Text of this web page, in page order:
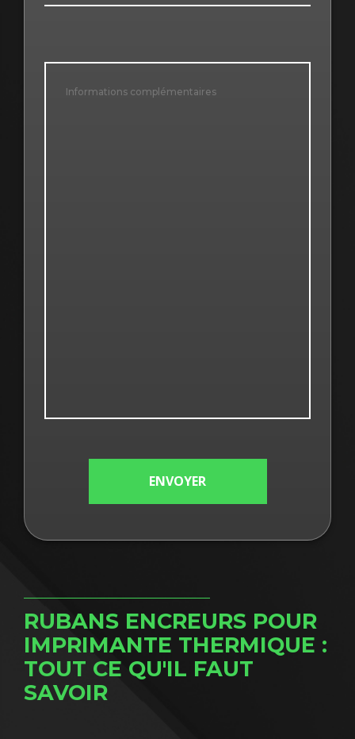
ENVOYER
RUBANS ENCREURS POUR
IMPRIMANTE THERMIQUE :
TOUT CE QU'IL FAUT
SAVOIR